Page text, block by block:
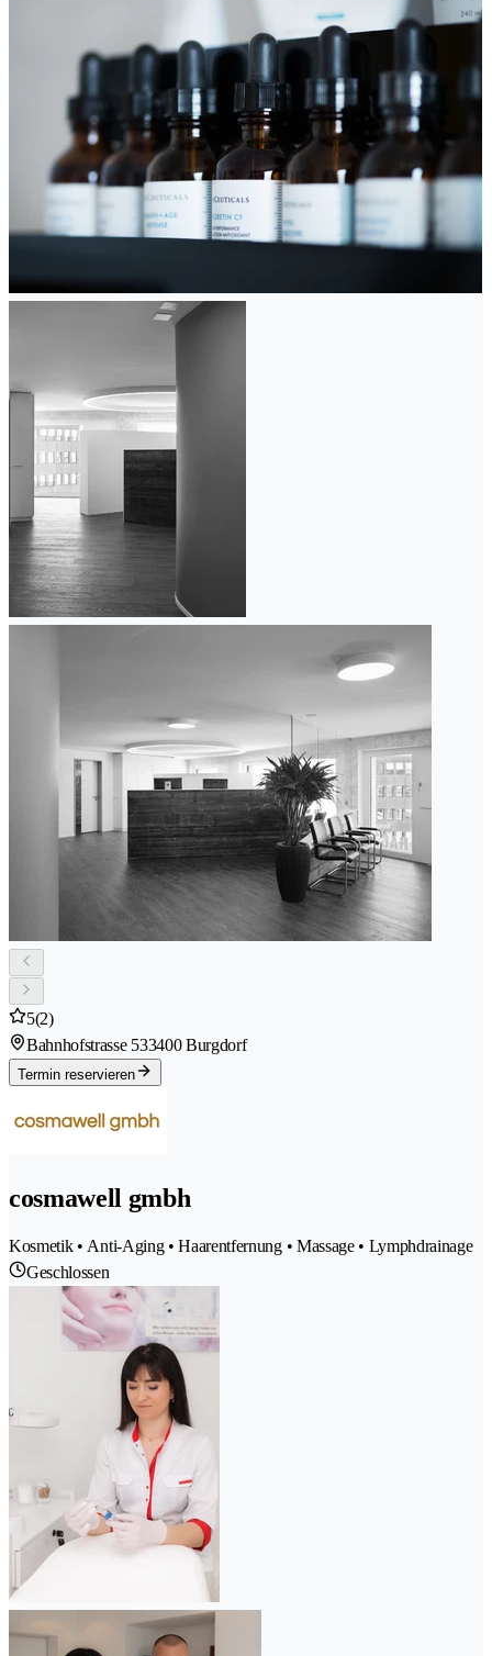
5(2)
Bahnhofstrasse 533400 Burgdorf
Termin reservieren
cosmawell gmbh
Kosmetik • Anti-Aging • Haarentfernung • Massage • Lymphdrainage
Geschlossen